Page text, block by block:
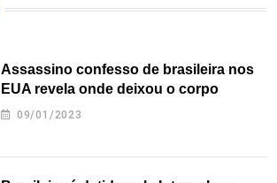
Assassino confesso de brasileira nos
EUA revela onde deixou o corpo
09/01/2023